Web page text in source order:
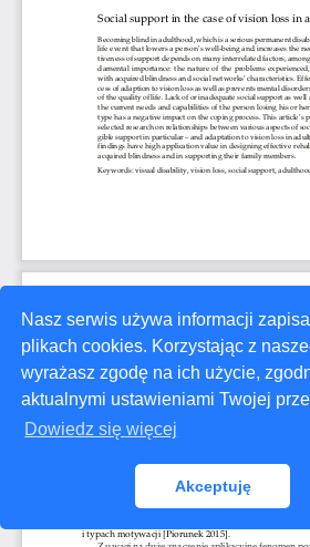
Nasz serwis używa informacji
plikach cookies. Korzystając z
wyrażasz zgodę na ich użycie,
aktualnymi ustawieniami Twojej
Dowiedz się więcej
Akceptuję